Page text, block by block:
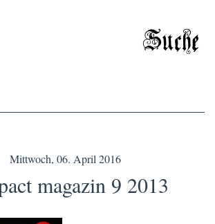
Suche
Mittwoch, 06. April 2016
magazin 9 2013